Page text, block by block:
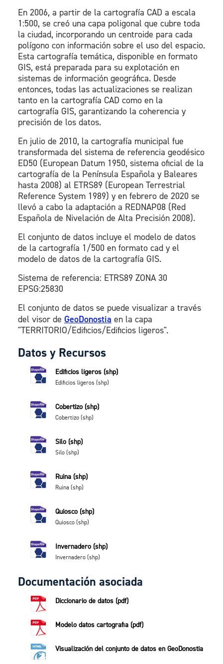
En 2006, a partir de la cartografía CAD a escala
1:500, se creó una capa poligonal que cubre toda
la ciudad, incorporando un centroide para cada
polígono con información sobre el uso del espacio.
Esta cartografía temática, disponible en formato
GIS, está preparada para su explotación en
sistemas de información geográfica. Desde
entonces, todas las actualizaciones se realizan
tanto en la cartografía CAD como en la
cartografía GIS, garantizando la coherencia y
precisión de los datos.
En julio de 2010, la cartografía municipal fue
transformada del sistema de referencia geodésico
ED50 (European Datum 1950, sistema oficial de la
cartografía de la Península Española y Baleares
hasta 2008) al ETRS89 (European Terrestrial
Reference System 1989) y en febrero de 2020 se
llevó a cabo la adaptación a REDNAP08 (Red
Española de Nivelación de Alta Precisión 2008).
El conjunto de datos incluye el modelo de datos
de la cartografía 1/500 en formato cad y el
modelo de datos de la cartografía GIS.
Sistema de referencia: ETRS89 ZONA 30
EPSG:25830
El conjunto de datos se puede visualizar a través
del visor de GeoDonostia en la capa
"TERRITORIO/Edificios/Edificios ligeros".
Datos y Recursos
Edificios ligeros (shp)
Edificios ligeros (shp)
Cobertizo (shp)
Cobertizo (shp)
Silo (shp)
Silo (shp)
Ruina (shp)
Ruina (shp)
Quiosco (shp)
Quiosco (shp)
Invernadero (shp)
Invernadero (shp)
Documentación asociada
Diccionario de datos (pdf)
Modelo datos cartografia (pdf)
Visualización del conjunto de datos en GeoDonostia